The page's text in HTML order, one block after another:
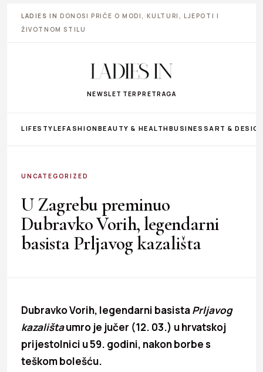
LADIES IN DONOSI PRIČE O MODI, KULTURI, LJEPOTI I
ŽIVOTNOM STILU
NEWSLETTER PRETRAGA
LIFESTYLEFASHIONBEAUTY & HEALTHBUSINESS ART &
UNCATEGORIZED
U Zagrebu preminuo
Dubravko Vorih, legendarni
basista Prljavog kazališta
Dubravko Vorih, legendarni basistaPrljavog
kazalištaumro je jučer (12. 03.) u hrvatskoj
prijestolnici u 59. godini, nakon borbe s
teškom bolešću.